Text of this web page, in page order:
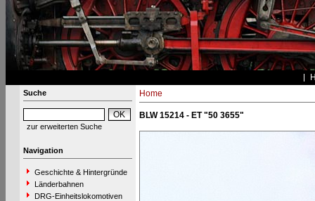
Suche
zur erweiterten Suche
Navigation
Geschichte & Hintergründe
Länderbahnen
DRG-Einheitslokomotiven
Home
BLW 15214 - ET "50 3655"